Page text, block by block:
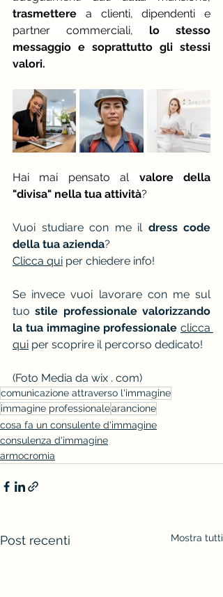
trasmettere a clienti, dipendenti e
partner commerciali, lo stesso
messaggio e soprattutto gli stessi
valori.
Hai mai pensato al valore della
"divisa" nella tua attività?
Vuoi studiare con me il dress code
della tua azienda?
Clicca qui per chiedere info!
Se invece vuoi lavorare con me sul
tuo stile professionale valorizzando
la tua immagine professionale clicca
qui per scoprire il percorso dedicato!
(Foto Media da wix . com)
comunicazione attraverso l'immagine
immagine professionalearancione
cosa fa un consulente d'immagine
consulenza d'immagine
armocromia
Post recenti Mostra tutti